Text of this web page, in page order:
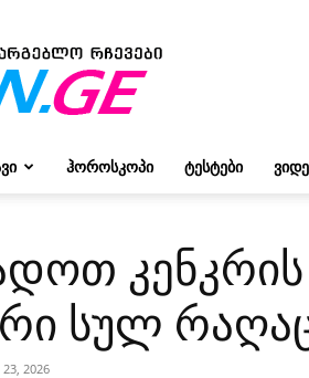
ვივიენისგან
ᲰᲝᲠᲝᲡᲙᲝᲞᲘ ᲢᲔᲡᲢᲔᲑᲘ
სულ
2026